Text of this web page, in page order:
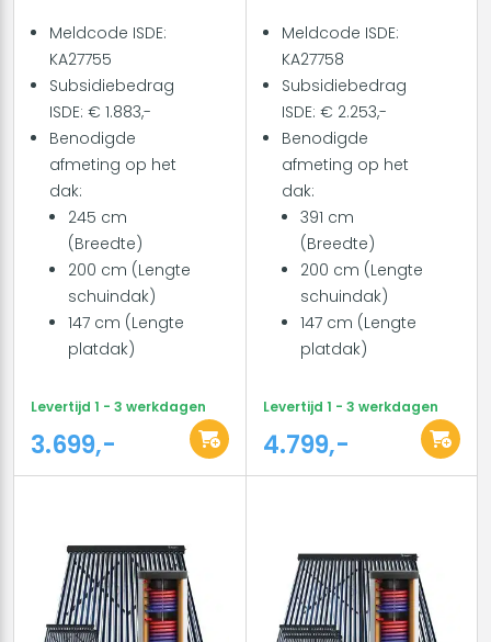
Meldcode ISDE:
KA27755
Subsidiebedrag
ISDE: € 1.883,-
Benodigde
afmeting op het
dak:
245 cm
(Breedte)
200 cm (Lengte
schuindak)
147 cm (Lengte
platdak)
Levertijd 1 - 3 werkdagen
3.699,-
Meldcode ISDE:
KA27758
Subsidiebedrag
ISDE: € 2.253,-
Benodigde
afmeting op het
dak:
391 cm
(Breedte)
200 cm (Lengte
schuindak)
147 cm (Lengte
platdak)
Levertijd 1 - 3 werkdagen
4.799,-